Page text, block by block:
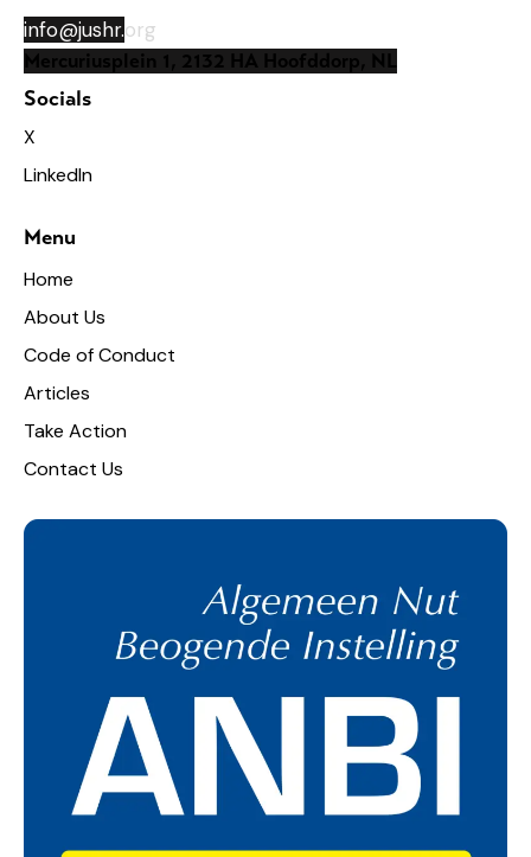
info@jushr.org
Mercuriusplein 1, 2132 HA Hoofddorp, NL
Socials
X
LinkedIn
Menu
Home
About Us
Code of Conduct
Articles
Take Action
Contact Us